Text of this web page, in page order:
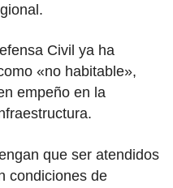
Civil ya ha
«no habitable»,
empeño en la
que ser atendidos
condiciones de